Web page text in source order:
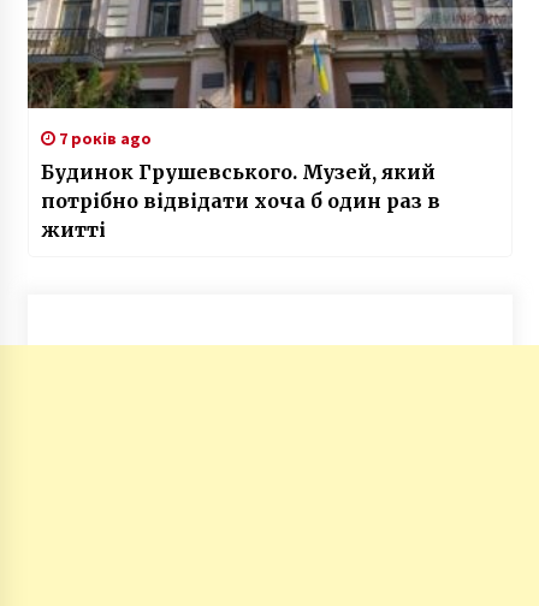
7 років ago
Будинок Грушевського. Музей, який
потрібно відвідати хоча б один раз в
житті